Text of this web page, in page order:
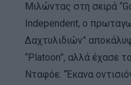
Μιλώντας στη σειρά
Independent, ο
Δαχτυλιδιών”
“Platoon”, αλλά έχασε
Νταφόε. “Έκανα